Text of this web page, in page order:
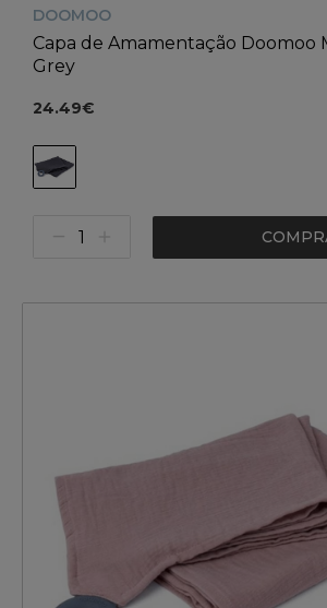
DOOMOO
Capa de Amamentação Doomoo
Grey
24.49€